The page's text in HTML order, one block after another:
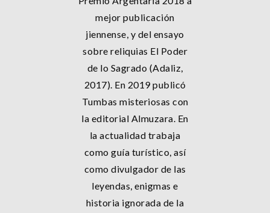
mejor publicación
jiennense, y del ensayo
sobre reliquias El Poder
de lo Sagrado (Adaliz,
2017). En 2019 publicó
Tumbas misteriosas con
la editorial Almuzara. En
la actualidad trabaja
como guía turístico, así
como divulgador de las
leyendas, enigmas e
historia ignorada de la